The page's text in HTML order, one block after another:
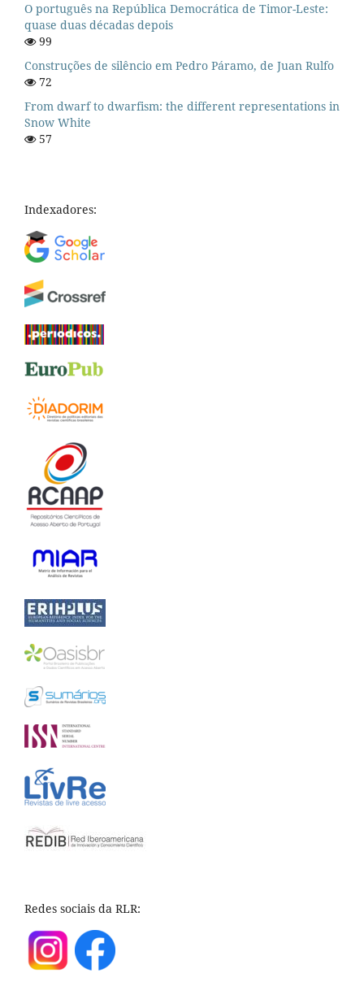
O português na República Democrática de Timor-Leste:
quase duas décadas depois
99
Construções de silêncio em Pedro Páramo, de Juan Rulfo
72
From dwarf to dwarfism: the different representations in
Snow White
57
Indexadores:
Redes sociais da RLR: